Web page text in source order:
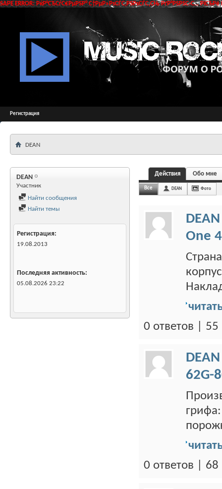
SAPE ERROR: РќР°СЂСѓС€РµРЅР° С†РµР»РѕСЃС‚РЅРѕСЃС‚СЊ РґР°РЅРЅС‹С…
Регистрация
DEAN
DEAN
Участник
Найти сообщения
Найти темы
Регистрация
19.08.2013
Последняя активность
05.08.2026 23:22
Действия Обо мне
Все DEAN Фото
DEAN
One 4
0 ответов |
DEAN
62G-
0 ответов |